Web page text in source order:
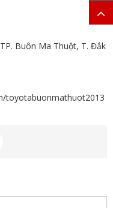
Buôn Ma Thuột, T. Đắk
toyotabuonmathuot2013